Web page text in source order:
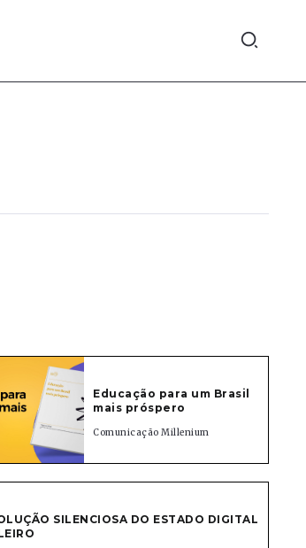
Educação para um Brasil
mais próspero
Comunicação Millenium
SILENCIOSA DO ESTADO DIGITAL